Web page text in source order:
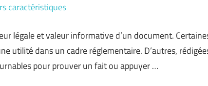
caractéristiques
légale et valeur informative d’un document.
utilité dans un cadre réglementaire. D’autres,
pour prouver un fait ou appuyer …